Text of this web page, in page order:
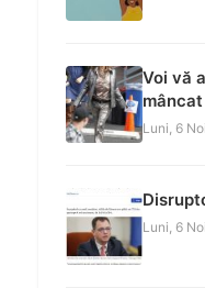
Voi vă
Luni, 6
Luni, 6